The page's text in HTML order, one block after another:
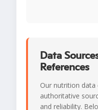
Data
References
Our nutrition
authoritative
and reliability.